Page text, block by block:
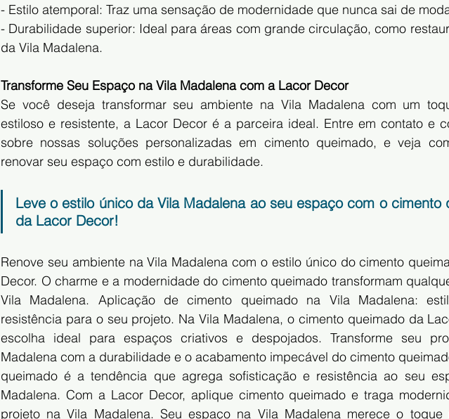
- Estilo atemporal: Traz uma sensação de modernidade que nunca sai de
- Durabilidade superior: Ideal para áreas com grande circulação, como
da Vila Madalena.
Transforme Seu Espaço na Vila Madalena com a Lacor Decor
Se você deseja transformar seu ambiente na Vila Madalena com um
estiloso e resistente, a Lacor Decor é a parceira ideal. Entre em contato e
sobre nossas soluções personalizadas em cimento queimado, e veja
renovar seu espaço com estilo e durabilidade.
Leve o estilo único da Vila Madalena ao seu espaço com o cimento
da Lacor Decor!
Renove seu ambiente na Vila Madalena com o estilo único do cimento
Decor. O charme e a modernidade do cimento queimado transformam
Vila Madalena. Aplicação de cimento queimado na Vila Madalena:
resistência para o seu projeto. Na Vila Madalena, o cimento queimado da
escolha ideal para espaços criativos e despojados. Transforme seu
Madalena com a durabilidade e o acabamento impecável do cimento
queimado é a tendência que agrega sofisticação e resistência ao seu
Madalena. Com a Lacor Decor, aplique cimento queimado e traga
projeto na Vila Madalena. Seu espaço na Vila Madalena merece o toque